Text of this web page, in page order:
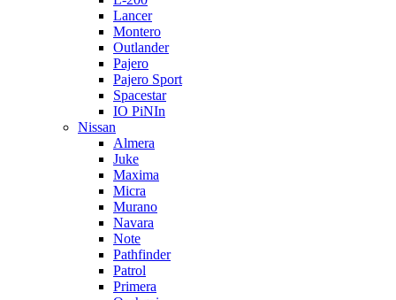
Lancer
Montero
Outlander
Pajero
Pajero Sport
Spacestar
IO PiNIn
Nissan
Almera
Juke
Maxima
Micra
Murano
Navara
Note
Pathfinder
Patrol
Primera